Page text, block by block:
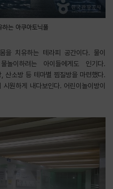
하는 아쿠아토닉풀
을 치유하는 테라피 공간이다. 물이
놀이하려는 아이들에게도 인기다.
산소방 등 테마별 찜질방을 마련했다.
원하게 내다보인다. 어린이놀이방이